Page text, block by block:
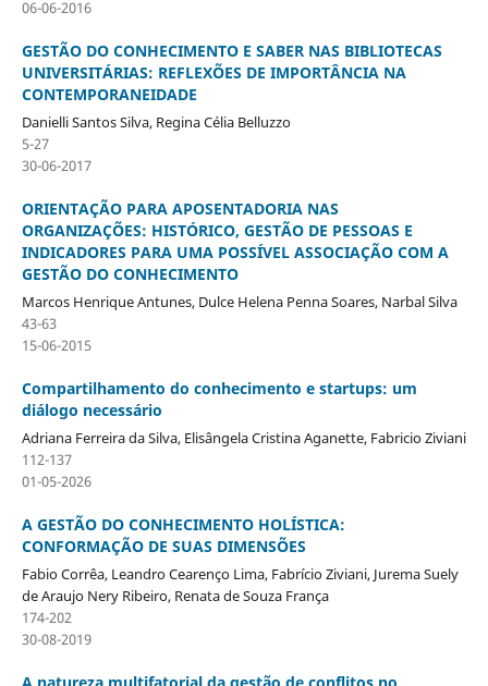
06-06-2016
GESTÃO DO CONHECIMENTO E SABER NAS BIBLIOTECAS
UNIVERSITÁRIAS: REFLEXÕES DE IMPORTÂNCIA NA
CONTEMPORANEIDADE
Danielli Santos Silva, Regina Célia Belluzzo
5-27
30-06-2017
ORIENTAÇÃO PARA APOSENTADORIA NAS
ORGANIZAÇÕES: HISTÓRICO, GESTÃO DE PESSOAS E
INDICADORES PARA UMA POSSÍVEL ASSOCIAÇÃO COM A
GESTÃO DO CONHECIMENTO
Marcos Henrique Antunes, Dulce Helena Penna Soares, Narbal Silva
43-63
15-06-2015
Compartilhamento do conhecimento e startups: um
diálogo necessário
Adriana Ferreira da Silva, Elisângela Cristina Aganette, Fabricio Ziviani
112-137
01-05-2026
A GESTÃO DO CONHECIMENTO HOLÍSTICA:
CONFORMAÇÃO DE SUAS DIMENSÕES
Fabio Corrêa, Leandro Cearenço Lima, Fabrício Ziviani, Jurema Suely
de Araujo Nery Ribeiro, Renata de Souza França
174-202
30-08-2019